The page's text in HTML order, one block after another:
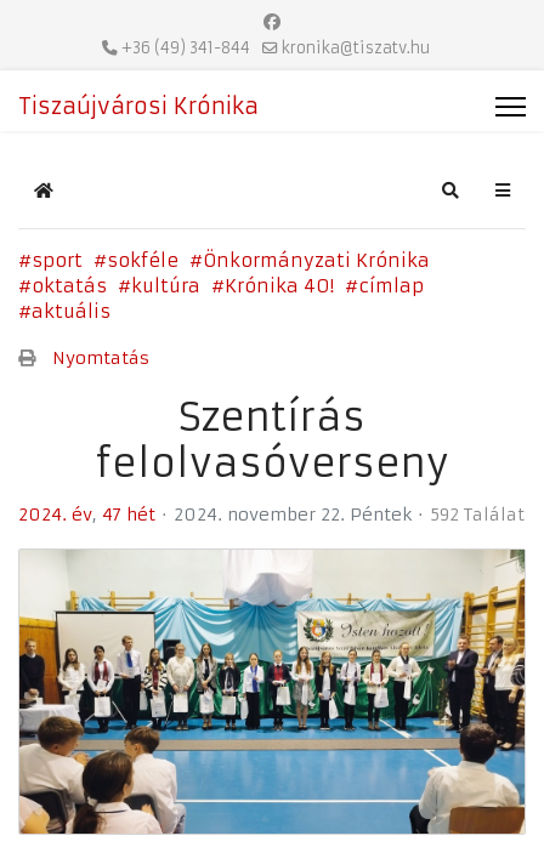
+36 (49) 341-844 kronika@tiszatv.hu
Tiszaújvárosi Krónika
Home Search
sport sokféle
Önkormányzati Krónika
oktatás
kultúra Krónika 40!
címlap
aktuális
Nyomtatás
Szentírás
felolvasóverseny
2024. év 47 hét 2024. november 22. Péntek 592 Találat